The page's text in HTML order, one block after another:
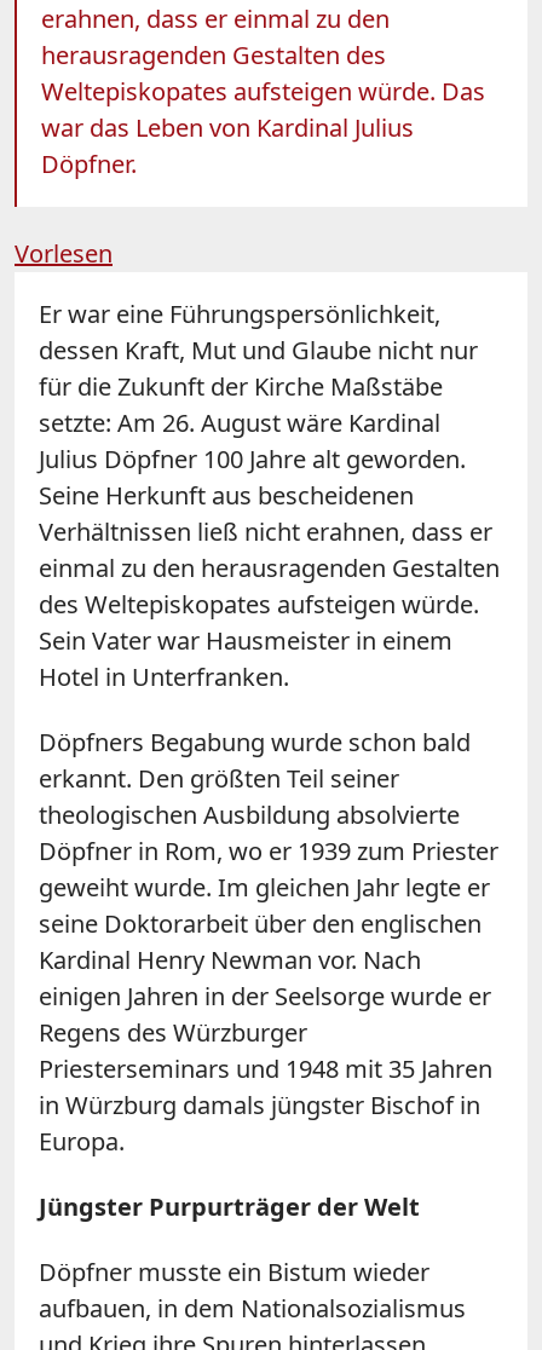
erahnen, dass er einmal zu den
herausragenden Gestalten des
Weltepiskopates aufsteigen würde. Das
war das Leben von Kardinal Julius
Döpfner.
Vorlesen
Er war eine Führungspersönlichkeit,
dessen Kraft, Mut und Glaube nicht nur
für die Zukunft der Kirche Maßstäbe
setzte: Am 26. August wäre Kardinal
Julius Döpfner 100 Jahre alt geworden.
Seine Herkunft aus bescheidenen
Verhältnissen ließ nicht erahnen, dass er
einmal zu den herausragenden Gestalten
des Weltepiskopates aufsteigen würde.
Sein Vater war Hausmeister in einem
Hotel in Unterfranken.
Döpfners Begabung wurde schon bald
erkannt. Den größten Teil seiner
theologischen Ausbildung absolvierte
Döpfner in Rom, wo er 1939 zum Priester
geweiht wurde. Im gleichen Jahr legte er
seine Doktorarbeit über den englischen
Kardinal Henry Newman vor. Nach
einigen Jahren in der Seelsorge wurde er
Regens des Würzburger
Priesterseminars und 1948 mit 35 Jahren
in Würzburg damals jüngster Bischof in
Europa.
Jüngster Purpurträger der Welt
Döpfner musste ein Bistum wieder
aufbauen, in dem Nationalsozialismus